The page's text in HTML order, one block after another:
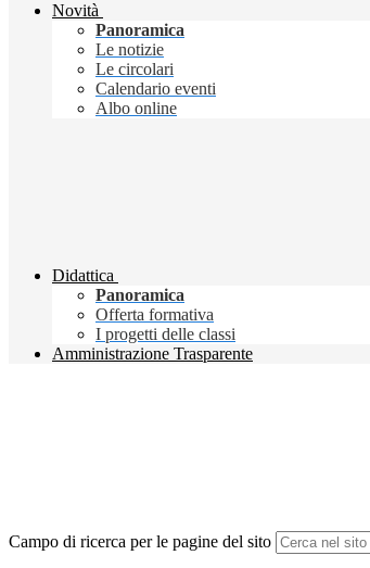
Novità
Panoramica
Le notizie
Le circolari
Calendario eventi
Albo online
Didattica
Panoramica
Offerta formativa
I progetti delle classi
Amministrazione Trasparente
Campo di ricerca per le pagine del sito